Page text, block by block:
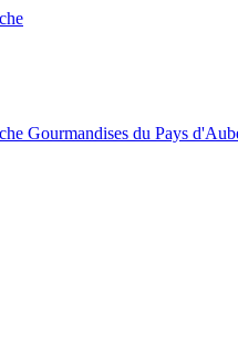
Gourmandises du Pays